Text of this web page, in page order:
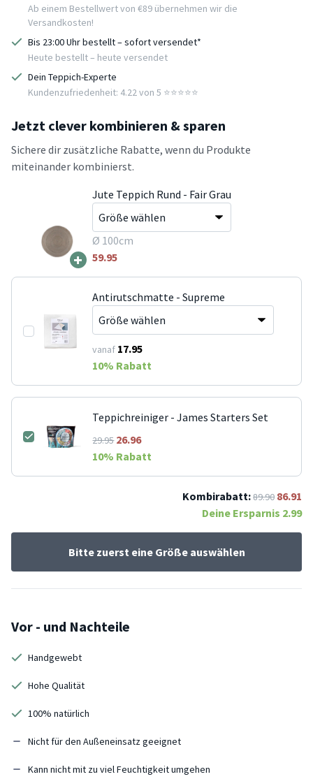
Ab einem Bestellwert von €89 übernehmen wir die
Versandkosten!
Bis 23:00 Uhr bestellt – sofort versendet*
Heute bestellt – heute versendet
Dein Teppich-Experte
Kundenzufriedenheit: 4.22 von 5 ⭐️⭐️⭐️⭐️⭐️
Jetzt clever kombinieren & sparen
Sichere dir zusätzliche Rabatte, wenn du Produkte
miteinander kombinierst.
+
Jute Teppich Rund - Fair Grau
Ø 100cm
59.95
Antirutschmatte - Supreme
vanaf 17.95
10% Rabatt
Teppichreiniger - James Starters Set
29.9526.96
10% Rabatt
Kombirabatt:89.90 86.91
Deine Ersparnis 2.99
Bitte zuerst eine Größe auswählen
Vor - und Nachteile
Handgewebt
Hohe Qualität
100% natürlich
Nicht für den Außeneinsatz geeignet
Kann nicht mit zu viel Feuchtigkeit umgehen